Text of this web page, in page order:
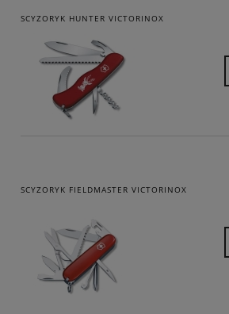
SCYZORYK HUNTER VICTORINOX
SCYZORYK FIELDMASTER VICTORINOX